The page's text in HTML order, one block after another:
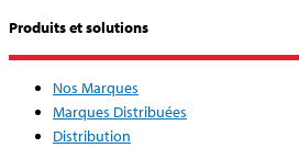
Produits et solutions
Nos Marques
Marques Distribuées
Distribution